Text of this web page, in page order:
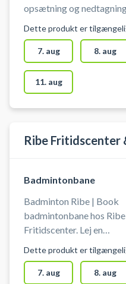
opsætning og
og bolde. Der er
omklædning og bad.
Dette produkt er
7. aug 8. aug
11. aug
Ribe Fritidscenter
Badmintonbane
Badminton Ribe | Book
badmintonbane hos Ribe
Fritidscenter. Lej en
i Ribe. Gratis parkering
Fritidscenter.
Dette produkt er
7. aug 8. aug